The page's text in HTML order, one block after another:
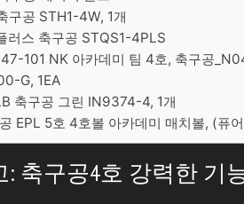
구공 STH1-4W, 1개
러스 축구공 STQS1-4PLS
101 NK 아카데미 팀 4호, 축구공
G, 1EA
축구공 그린 IN9374-4, 1개
EPL 5호 4호볼 아카데미 매치볼, (퓨
: 축구공4호 강력한